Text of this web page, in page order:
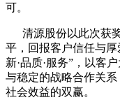
可。
清源股份以此次获奖
平，回报客户信任与
新·品质·服务”，以客
与稳定的战略合作关
社会效益的双赢。